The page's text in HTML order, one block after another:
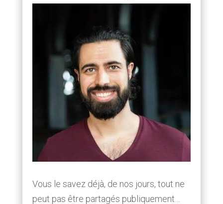
Vous le savez déjà, de nos jours, tout ne
peut pas être partagés publiquement…